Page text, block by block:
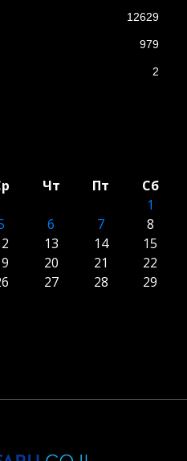
12629
979
2
Чт Пт
Сб
1
6 7
8
13 14
15
20 21
22
27 28
29